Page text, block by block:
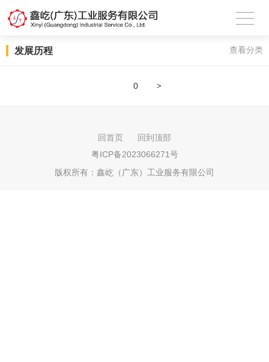
发展历程 查看分类
0 >
回首页
回到顶部
粤ICP备2023066271号
版权所有： 鑫屹（广东）工业服务有限公司